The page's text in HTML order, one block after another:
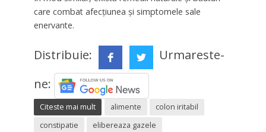
care combat afecțiunea și simptomele sale
enervante.
Distribuie:
Urmareste-
ne:
Citeste mai mult alimente
colon iritabil
constipatie
elibereaza gazele